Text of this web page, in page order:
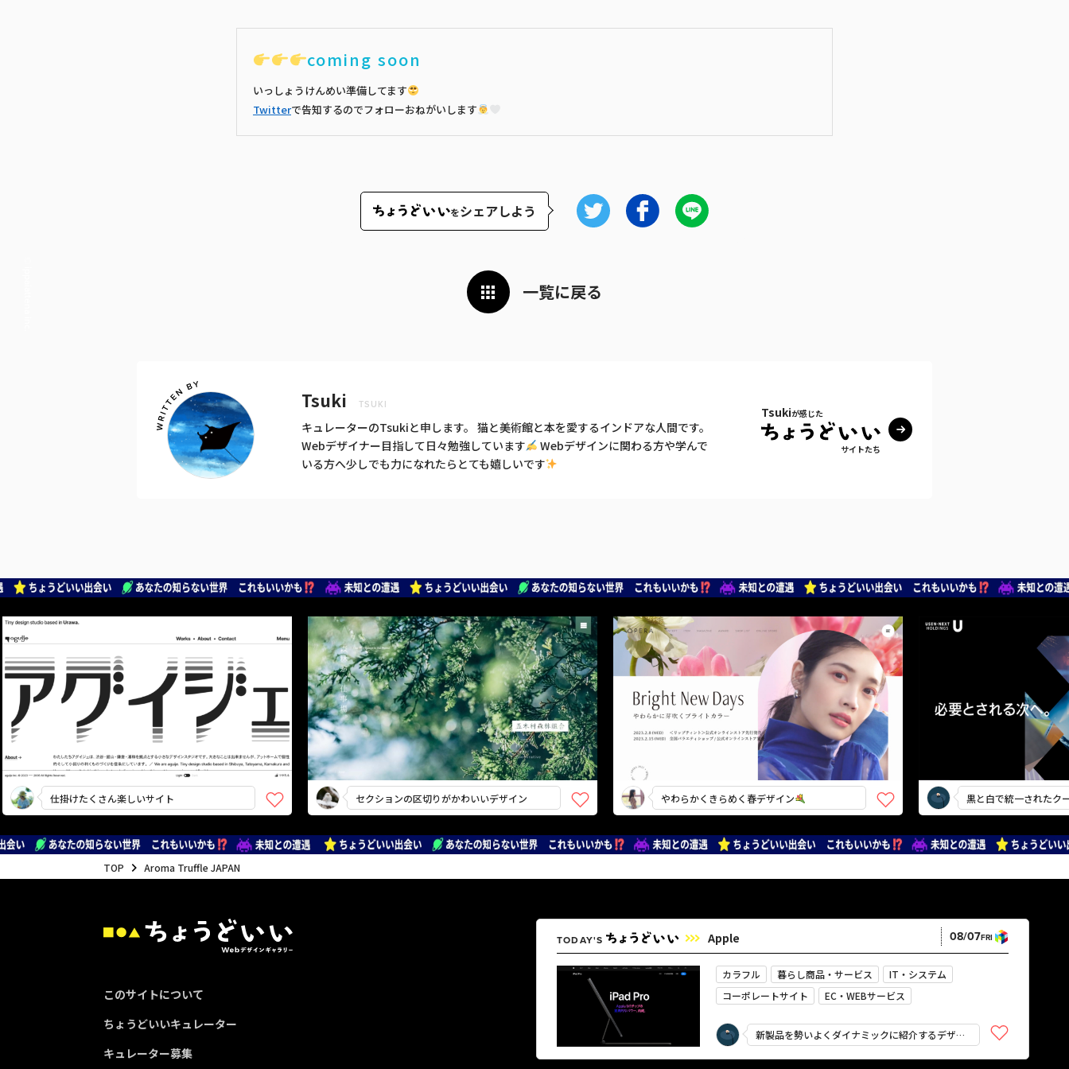
coming soon
いっしょうけんめい準備してます
Twitterで告知するのでフォローおねがいします
をシェアしよう
一覧に戻る
Tsuki TSUKI
キュレーターのTsukiと申します。 猫と美術館と本を愛するインドアな人間です。
Webデザイナー目指して日々勉強しています
Webデザインに関わる方や学んで
いる方へ少しでも力になれたらとても嬉しいです
Tsukiが感じた
サイトたち
仕掛けたくさん楽しいサイト セクションの区切りがかわいいデザイン やわらかくきらめく春デザイン 黒と白で統一されたクールな
TOP Aroma Truffle JAPAN
このサイトについて
ちょうどいいキュレーター
キュレーター募集
TODAY'S Apple 08/07FRI
カラフル 暮らし商品・サービス
IT・システム
コーポレートサイト
EC・WEBサービス
かっこいい
スタイリッシュ
新製品を勢いよくダイナミックに紹介するデザイ
ン